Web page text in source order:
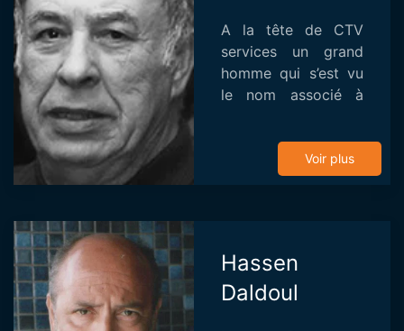
A la tête de CTV
services un grand
homme qui s’est vu
le nom associé à
du cinéma tunisien
et international.
Riche de sa longue
Voir plus
Hassen
Daldoul